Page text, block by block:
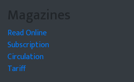
Magazines
Read Online
Subscription
Circulation
Tariff